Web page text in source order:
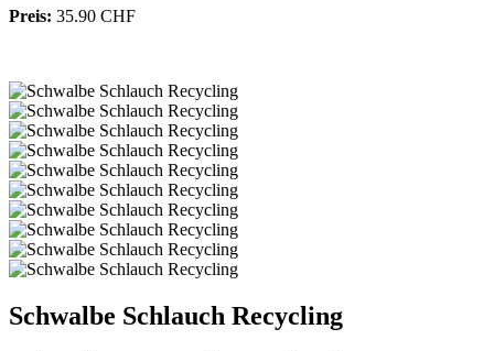
Preis: 35.90 CHF
Schwalbe Schlauch Recycling